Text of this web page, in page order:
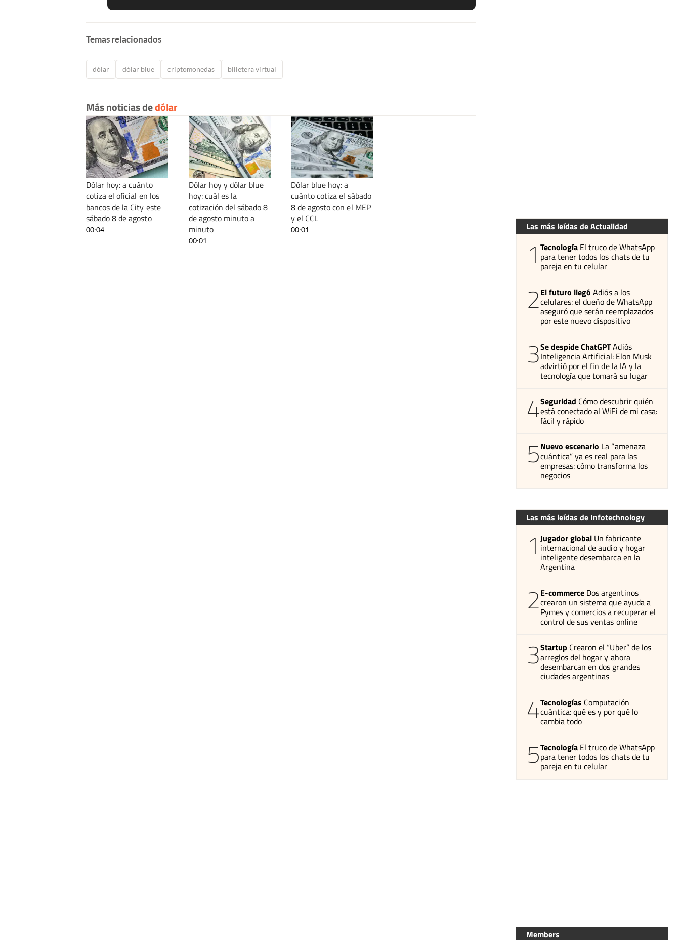
Temas relacionados
dólar dólar blue criptomonedas billetera virtual
Más noticias dedólar
Dólar hoy: a cuánto
cotiza el oficial en los
bancos de la City este
sábado 8 de agosto
00:04
Dólar hoy y dólar blue
hoy: cuál es la
cotización del sábado 8
de agosto minuto a
minuto
00:01
Dólar blue hoy: a
cuánto cotiza el sábado
8 de agosto con el MEP
y el CCL
00:01 Las más leídas de Actualidad
1 Tecnología El truco de WhatsApp
para tener todos los chats de tu
pareja en tu celular
2El futuro llegó Adiós a los
celulares: el dueño de WhatsApp
aseguró que serán reemplazados
por este nuevo dispositivo
3Se despide ChatGPTAdiós
Inteligencia Artificial: Elon Musk
advirtió por el fin de la IA y la
tecnología que tomará su lugar
4Seguridad Cómo descubrir quién
está conectado al WiFi de mi casa:
fácil y rápido
5Nuevo escenario La “amenaza
cuántica” ya es real para las
empresas: cómo transforma los
negocios
Las más leídas de Infotechnology
1 Jugador global Un fabricante
internacional de audio y hogar
inteligente desembarca en la
Argentina
2E-commerce Dos argentinos
crearon un sistema que ayuda a
Pymes y comercios a recuperar el
control de sus ventas online
3Startup Crearon el “Uber” de los
arreglos del hogar y ahora
desembarcan en dos grandes
ciudades argentinas
4Tecnologías Computación
cuántica: qué es y por qué lo
cambia todo
5Tecnología El truco de WhatsApp
para tener todos los chats de tu
pareja en tu celular
Members